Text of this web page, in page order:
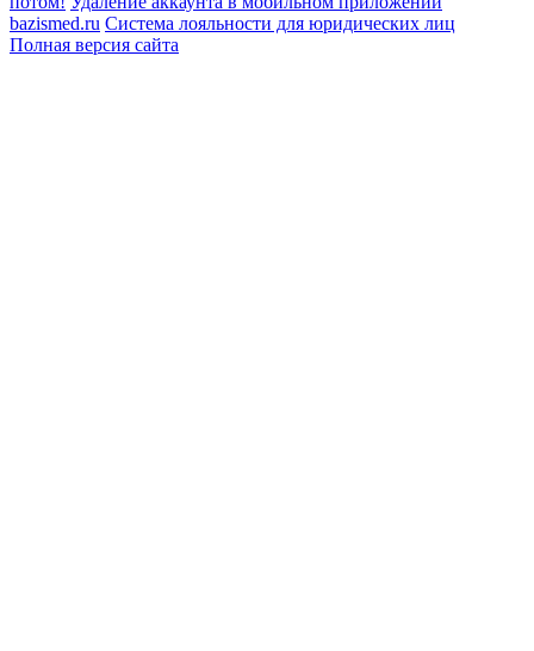
bazismed.ru Система лояльности для юридических лиц
Полная версия сайта